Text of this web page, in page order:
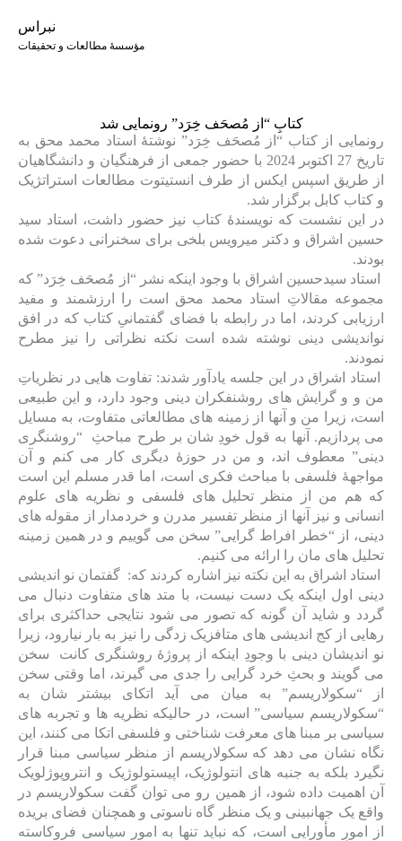
نبراس
مؤسسهٔ مطالعات و تحقیقات
کتابِ “از مُصحَف خِرَد” رونمایی شد
رونمایی از کتاب “از مُصحَف خِرَد” نوشتۀ استاد محمد محق به
تاریخ 27 اکتوبر 2024 با حضور جمعی از فرهنگیان و دانشگاهیان
از طریق اسپس ایکس از طرف انستیتوت مطالعات استراتژیک
و کتاب کابل برگزار شد.
در این نشست که نویسندۀ کتاب نیز حضور داشت، استاد سید
حسین اشراق و دکتر میرویس بلخی برای سخنرانی دعوت شده
بودند.
استاد سیدحسین اشراق با وجود اینکه نشر “از مُصحَف خِرَد” که
مجموعه مقالاتِ استاد محمد محق است را ارزشمند و مفید
ارزیابی کردند، اما در رابطه با فضای گفتمانیِ کتاب که در افق
نواندیشی دینی نوشته شده است نکته نظراتی را نیز مطرح
نمودند.
استاد اشراق در این جلسه یادآور شدند: تفاوت هایی در نظریاتِ
من و و گرایش های روشنفکران دینی وجود دارد، و این طبیعی
است، زیرا من و آنها از زمینه های مطالعاتی متفاوت، به مسایل
می پردازیم. آنها به قول خودِ شان بر طرح مباحثِ “روشنگری
دینی” معطوف اند، و من در حوزۀ دیگری کار می کنم و آن
مواجهۀ فلسفی با مباحث فکری است، اما قدر مسلم این است
که هم من از منظر تحلیل های فلسفی و نظریه های علوم
انسانی و نیز آنها از منظر تفسیر مدرن و خردمدار از مقوله های
دینی، از “خطر افراط گرایی” سخن می گوییم و در همین زمینه
تحلیل های مان را ارائه می کنیم.
استاد اشراق به این نکته نیز اشاره کردند که: گفتمان نو اندیشی
دینی اول اینکه یک دست نیست، با متد های متفاوت دنبال می
گردد و شاید آن گونه که تصور می شود نتایجی حداکثری برای
رهایی از کج اندیشی های متافزیک زدگی را نیز به بار نیارود، زیرا
نو اندیشان دینی با وجودِ اینکه از پروژۀ روشنگری کانت سخن
می گویند و بحثِ خرد گرایی را جدی می گیرند، اما وقتی سخن
از “سکولاریسم” به میان می آید اتکای بیشتر شان به
“سکولاریسم سیاسی” است، در حالیکه نظریه ها و تجربه های
سیاسی بر مبنا های معرفت شناختی و فلسفی اتکا می کنند، این
نگاه نشان می دهد که سکولاریسم از منظر سیاسی مبنا قرار
نگیرد بلکه به جنبه های انتولوژیک، اپیستولوژیک و انتروپوژلویک
آن اهمیت داده شود، از همین رو می توان گفت سکولاریسم در
واقع یک جهانبینی و یک منظر گاه ناسوتی و همچنان فضای بریده
از امورِ مأورایی است، که نباید تنها به امور سیاسی فروکاسته